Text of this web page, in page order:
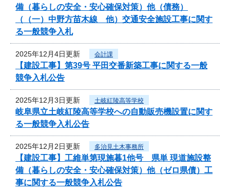
備（暮らしの安全・安心確保対策）他（債務）
（（一）中野方苗木線 他）交通安全施設工事に関す
る一般競争入札
2025年12月4日更新 会計課
【建設工事】第39号 平田交番新築工事に関する一般
競争入札公告
2025年12月3日更新 土岐紅陵高等学校
岐阜県立土岐紅陵高等学校への自動販売機設置に関す
る一般競争入札公告
2025年12月2日更新 多治見土木事務所
【建設工事】工維単第現施暮1他号 県単 現道施設整
備（暮らしの安全・安心確保対策）他（ゼロ県債）工
事に関する一般競争入札公告